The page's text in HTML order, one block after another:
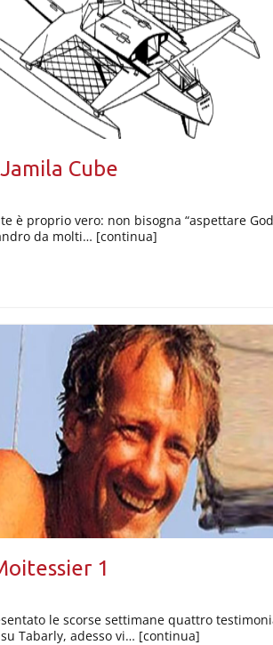
Cube
è proprio vero: non bisogna “aspettare
da molti… [continua]
1
le scorse settimane quattro
Tabarly, adesso vi… [continua]